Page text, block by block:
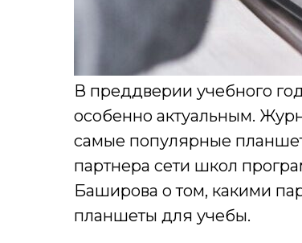
В преддверии учебного
особенно актуальным.
самые популярные
партнера сети школ
Баширова о том, какими
планшеты для учебы.